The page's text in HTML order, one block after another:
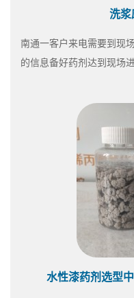
洗
南通一客户来电需要到现
的信息备好药剂达到现场
水性漆药剂选型